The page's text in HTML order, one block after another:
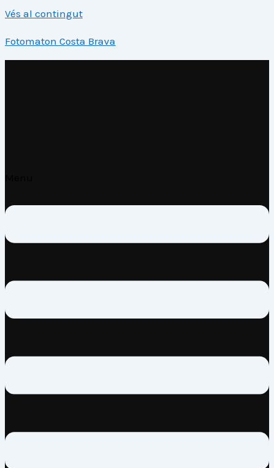
Vés al contingut
Fotomaton Costa Brava